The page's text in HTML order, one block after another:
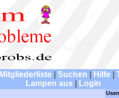
Mitgliederliste Suchen Hilfe
Lampen aus
Login